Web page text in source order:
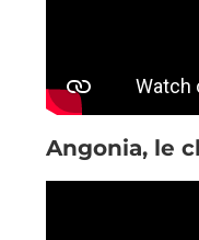
Angonia, le